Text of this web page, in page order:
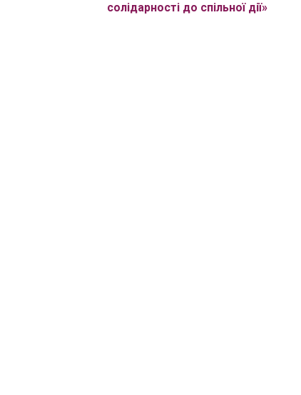
солідарності до спільної дії»